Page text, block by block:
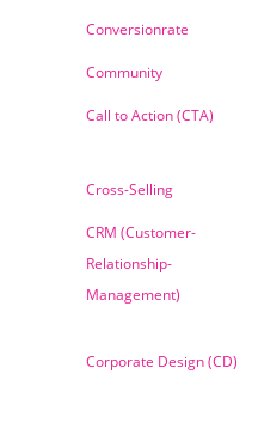
Conversionrate
Community
Call to Action (CTA)
Cross-Selling
CRM (Customer-
Relationship-
Management)
Corporate Design (CD)